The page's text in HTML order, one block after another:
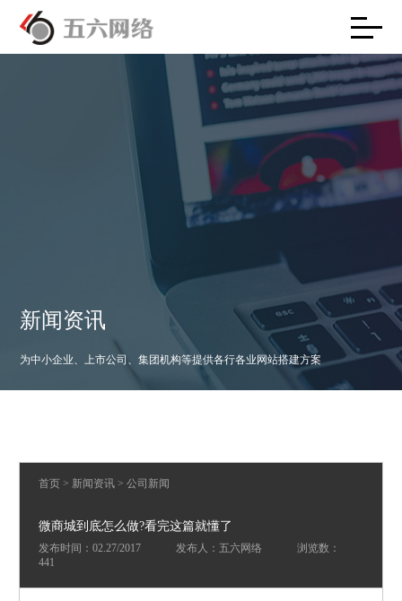
新闻资讯
为中小企业、上市公司、集团机构等提供各行各业网站搭建方案
首页> 新闻资讯> 公司新闻
微商城到底怎么做?看完这篇就懂了
发布时间：02.27/2017 发布人：五六网络
浏览数：
441